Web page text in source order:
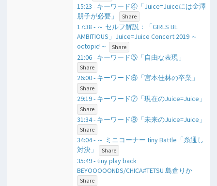
15:23 - キーワード④「Juice=Juiceには金澤
朋子が必要」
Share
17:38 - ​～ セルフ解説：「GIRLS BE
AMBITIOUS」Juice=Juice Concert 2019 ～
octopic!～
Share
21:06 - キーワード⑤「自由な表現」
Share
26:00 - キーワード⑥「宮本佳林の卒業」
Share
29:19 - キーワード⑦「現在のJuice=Juice」
Share
31:34 - キーワード⑧「未来のJuice=Juice」
Share
34:04 - ​～ ミニコーナー tiny Battle「糸通し
対決」
Share
35:49 - tiny play back
BEYOOOOONDS/CHICA#TETSU 島倉りか
Share